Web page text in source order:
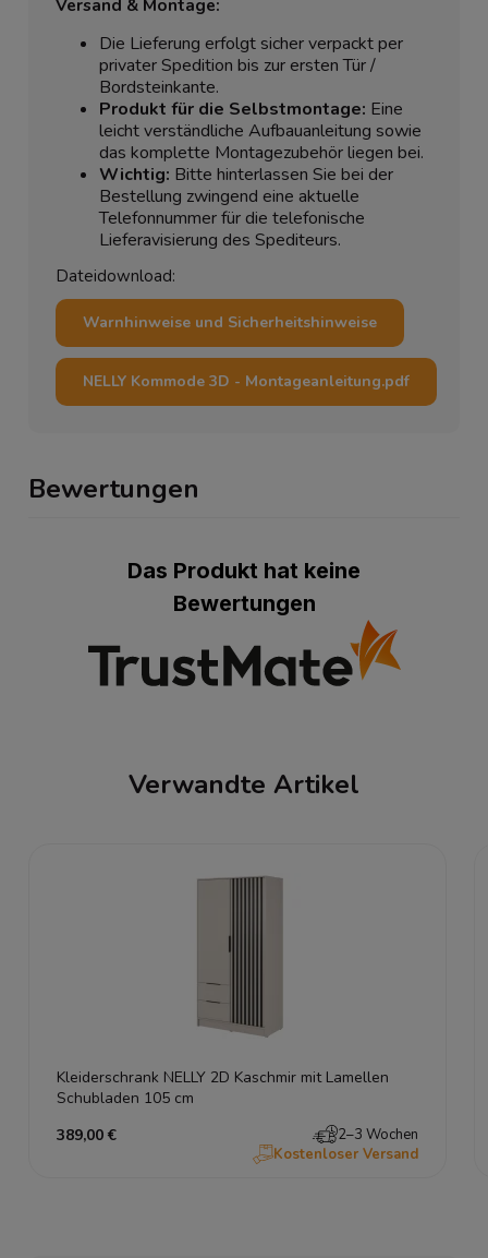
Versand & Montage:
Die Lieferung erfolgt sicher verpackt per
privater Spedition bis zur ersten Tür /
Bordsteinkante.
Produkt für die Selbstmontage: Eine
leicht verständliche Aufbauanleitung sowie
das komplette Montagezubehör liegen bei.
Wichtig: Bitte hinterlassen Sie bei der
Bestellung zwingend eine aktuelle
Telefonnummer für die telefonische
Lieferavisierung des Spediteurs.
Dateidownload:
Warnhinweise und Sicherheitshinweise
NELLY Kommode 3D - Montageanleitung.pdf
Bewertungen
Das Produkt hat keine
Bewertungen
Verwandte Artikel
Kleiderschrank NELLY 2D Kaschmir mit Lamellen
Schubladen 105 cm
389,00 €
2–3 Wochen
Kostenloser Versand